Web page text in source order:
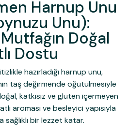
Harnup Unu
Unu):
Doğal
Dostu
hazırladığıharnup unu,
taş değirmende öğütülmesiyle
katkısız ve gluten içermeyen
aroması ve besleyici yapısıyla
sağlıklı bir lezzet katar.